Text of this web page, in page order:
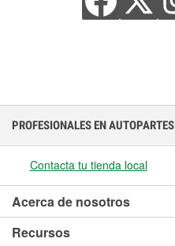
PROFESIONALES EN AUTOPARTES
Contacta tu tienda local
Acerca de nosotros
Recursos